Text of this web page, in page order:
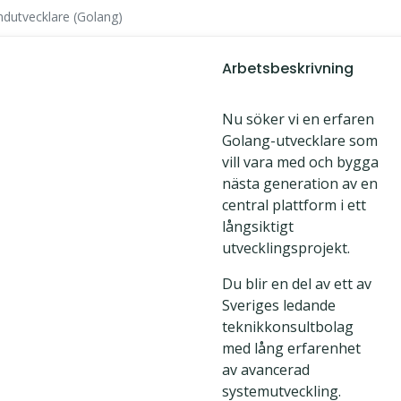
(Golang)
Arbetsbeskrivning
Nu söker vi en erfaren
Golang-utvecklare som
vill vara med och bygga
nästa generation av en
central plattform i ett
långsiktigt
utvecklingsprojekt.
Du blir en del av ett av
Sveriges ledande
teknikkonsultbolag
med lång erfarenhet
av avancerad
systemutveckling.